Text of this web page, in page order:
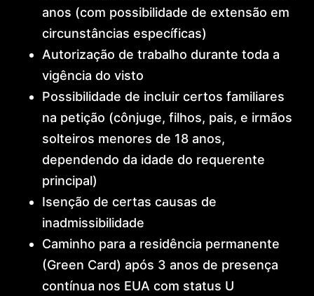
anos (com possibilidade de extensão em
circunstâncias específicas)
Autorização de trabalho durante toda a
vigência do visto
Possibilidade de incluir certos familiares
na petição (cônjuge, filhos, pais, e irmãos
solteiros menores de 18 anos,
dependendo da idade do requerente
principal)
Isenção de certas causas de
inadmissibilidade
Caminho para a residência permanente
(Green Card) após 3 anos de presença
contínua nos EUA com status U